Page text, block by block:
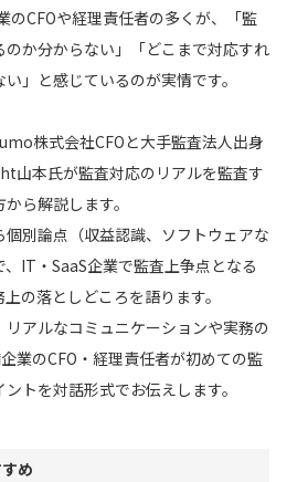
のCFOや経理責任者の多くが、「監
か分からない」「どこまで対応すれ
」と感じているのが実情です。
株式会社CFOと大手監査法人出身
山本氏が監査対応のリアルを監査す
ら解説します。
別論点（収益認識、ソフトウェアな
IT・SaaS企業で監査上争点となる
の落としどころを語ります。
リアルなコミュニケーションや実務の
業のCFO・経理責任者が初めての監
トを対話形式でお伝えします。
め